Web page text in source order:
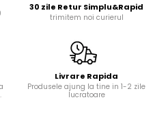
30 zile Retur Simplu&Rapid
trimitem noi curierul
Livrare Rapida
Produsele ajung la tine in 1-2 zile
lucratoare